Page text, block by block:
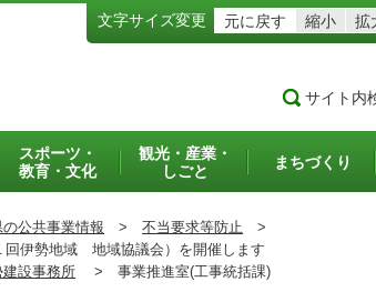
文字サイズ変更 元に戻す 縮小 拡
サイト内
スポーツ・
教育・文化
観光・産業・
しごと
まちづくり
公共事業情報 > 不当要求等防止 >
回伊勢地域 地域協議会）を開催します
建設事務所 > 事業推進室(工事統括課)